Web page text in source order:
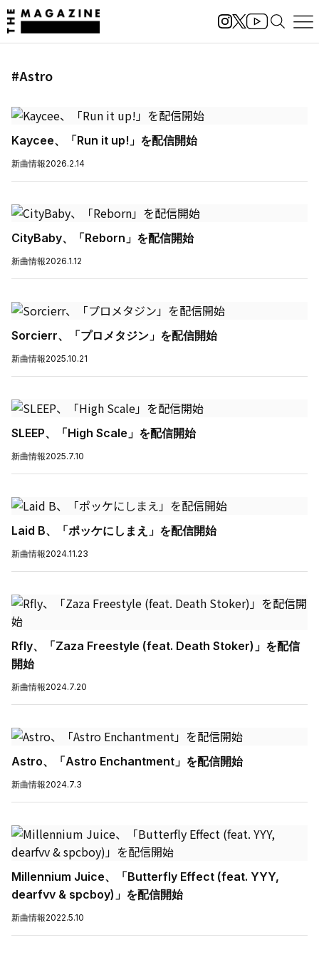
#Astro
Kaycee、「Run it up!」を配信開始
新曲情報2026.2.14
CityBaby、「Reborn」を配信開始
新曲情報2026.1.12
Sorcierr、「プロメタジン」を配信開始
新曲情報2025.10.21
SLEEP、「High Scale」を配信開始
新曲情報2025.7.10
Laid B、「ポッケにしまえ」を配信開始
新曲情報2024.11.23
Rfly、「Zaza Freestyle (feat. Death Stoker)」を配信
開始
新曲情報2024.7.20
Astro、「Astro Enchantment」を配信開始
新曲情報2024.7.3
Millennium Juice、「Butterfly Effect (feat. YYY,
dearfvv & spcboy)」を配信開始
新曲情報2022.5.10